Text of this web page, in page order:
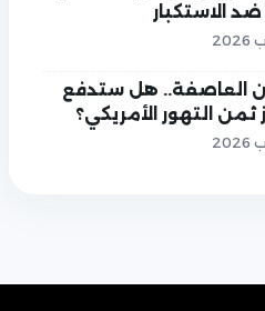
الاستكبار
العاصفة.. هل ستدفع
ثمن التهور الأمريكي؟